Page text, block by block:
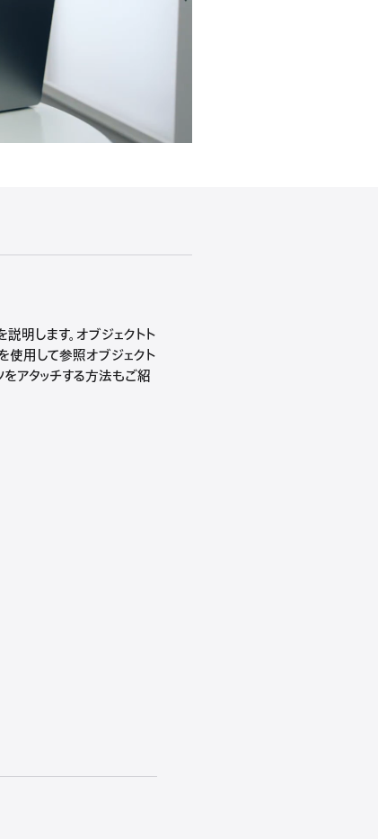
明します。オブジェクトト
用して参照オブジェクト
アタッチする方法もご紹